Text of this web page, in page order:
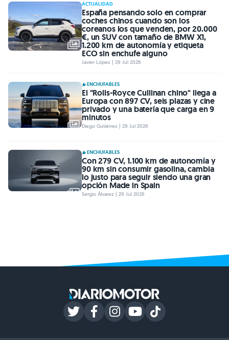
ACTUALIDAD
España pensando solo en comprar
coches chinos cuando son los
coreanos los que venden, por 20.000
€, un SUV con tamaño de BMW X1,
1.200 km de autonomía y etiqueta
ECO sin enchufe alguno
Javier López | 29 Jul 2026
ENCHUFABLES
El "Rolls-Royce Cullinan chino" llega a
Europa con 897 CV, seis plazas y cine
privado y una batería que carga en 9
minutos
Diego Gutiérrez | 29 Jul 2026
ENCHUFABLES
Con 279 CV, 1.100 km de autonomía y
90 km sin consumir gasolina, cambia
lo justo para seguir siendo una gran
opción Made in Spain
Sergio Álvarez | 29 Jul 2026